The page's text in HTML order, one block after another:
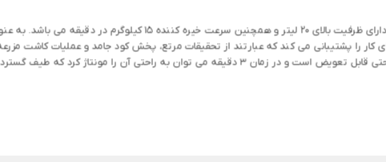
کار را پشتیبانی می کند که عبارتند از تحقیقات مرتع، پخش کود جامد و عملیات کاشت
کرد که طیف گسترده ای از نیازهای شغلی را پشتیبانی می کند.